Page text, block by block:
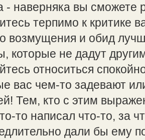
- наверняка вы сможете
терпимо к критике
возмущения и обид
которые не дадут
относиться
вас чем-то задевают
Тем, кто с этим
то написал что-то, за
дали бы ему